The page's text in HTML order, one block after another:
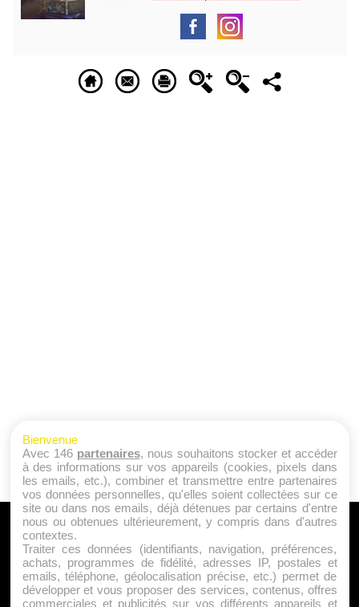
A PROPOS
Qui sommes nous ?
Mentions Légales
Publicité
Bienvenue
Avec 146 partenaires, nous souhaitons stocker et accéder
à des informations sur vos appareils (cookies, pixels dans
les emails, etc.), combiner et transmettre entre partenaires
vos données personnelles, qu'elles soient collectées sur ce
site ou dans nos emails, déjà détenues par certains d'entre
nous ou obtenues ultérieurement, y compris dans d'autres
contextes.
Traiter ces données (identifiants, navigation, préférences,
achats, programmes de fidélité, adresses IP, postales et
emails, téléphone, géolocalisation précise, etc.) permet de
développer et vous proposer des services, contenus, offres
commerciales et publicités sur vos différents appareils et